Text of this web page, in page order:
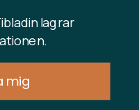
reserverade
lagrar
mig